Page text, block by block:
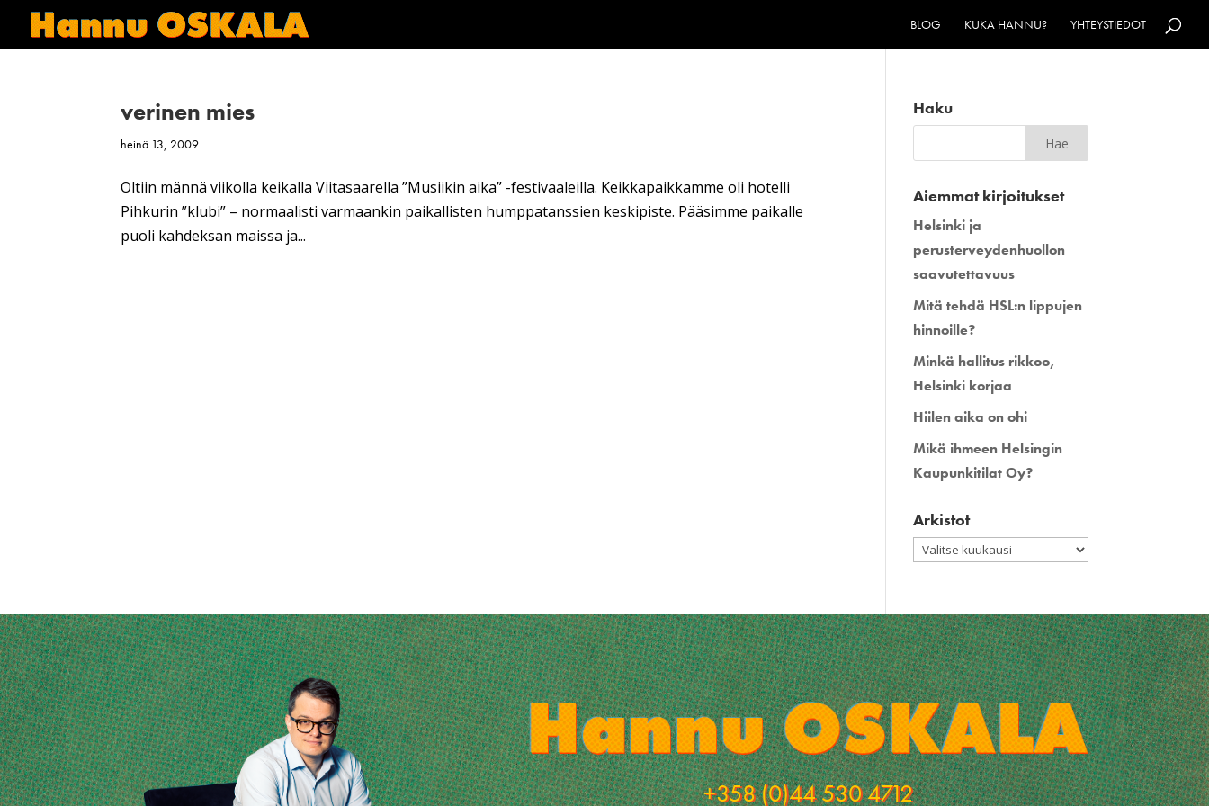
BLOG KUKA HANNU? YHTEYSTIEDOT
verinen mies
heinä 13, 2009
Oltiin männä viikolla keikalla Viitasaarella ”Musiikin aika” -festivaaleilla. Keikkapaikkamme oli hotelli
Pihkurin ”klubi” – normaalisti varmaankin paikallisten humppatanssien keskipiste. Pääsimme paikalle
puoli kahdeksan maissa ja...
Haku
Aiemmat kirjoitukset
Helsinki ja
perusterveydenhuollon
saavutettavuus
Mitä tehdä HSL:n lippujen
hinnoille?
Minkä hallitus rikkoo,
Helsinki korjaa
Hiilen aika on ohi
Mikä ihmeen Helsingin
Kaupunkitilat Oy?
Arkistot
Arkistot
+358 (0)44 530 4712